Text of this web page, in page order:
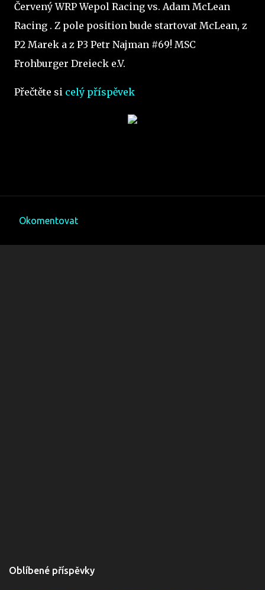
Červený WRP Wepol Racing vs. Adam McLean
Racing . Z pole position bude startovat McLean, z
P2 Marek a z P3 Petr Najman #69! MSC
Frohburger Dreieck e.V.
Přečtěte si celý příspěvek
Okomentovat
Oblíbené příspěvky